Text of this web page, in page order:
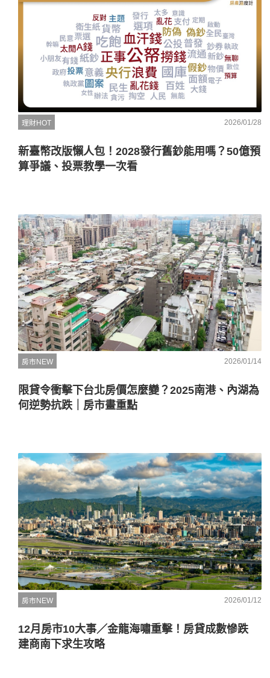
理財HOT 2026/01/28
新臺幣改版懶人包！2028發行舊鈔能用嗎？50億預
算爭議、投票教學一次看
房市NEW 2026/01/14
限貸令衝擊下台北房價怎麼變？2025南港、內湖為
何逆勢抗跌｜房市畫重點
房市NEW 2026/01/12
12月房市10大事／金龍海嘯重擊！房貸成數慘跌
建商南下求生攻略